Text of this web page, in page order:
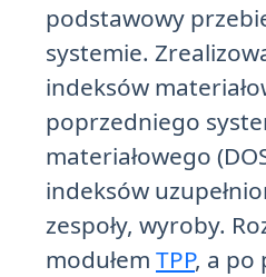
podstawowy
systemie.
indeksów
poprzedniego
materiałowego
indeksów
zespoły, wyroby.
modułem TPP, a po